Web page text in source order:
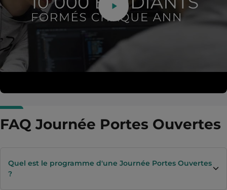
FAQ Journée Portes Ouvertes
Quel est le programme d'une Journée Portes Ouvertes
?